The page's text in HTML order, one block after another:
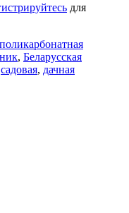
для
поликарбонатная
, Беларусская
садовая, дачная